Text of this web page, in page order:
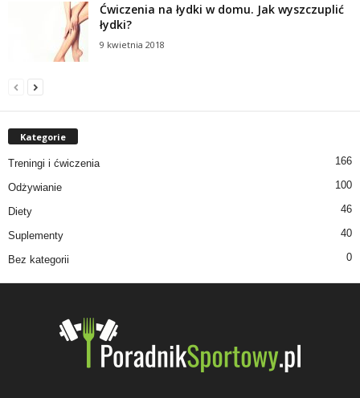
Ćwiczenia na łydki w domu. Jak wyszczuplić
łydki?
9 kwietnia 2018
Kategorie
Treningi i ćwiczenia 166
Odżywianie 100
Diety 46
Suplementy 40
Bez kategorii 0